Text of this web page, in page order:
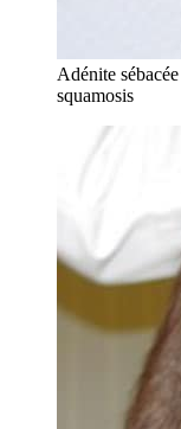
Adénite
squamosis